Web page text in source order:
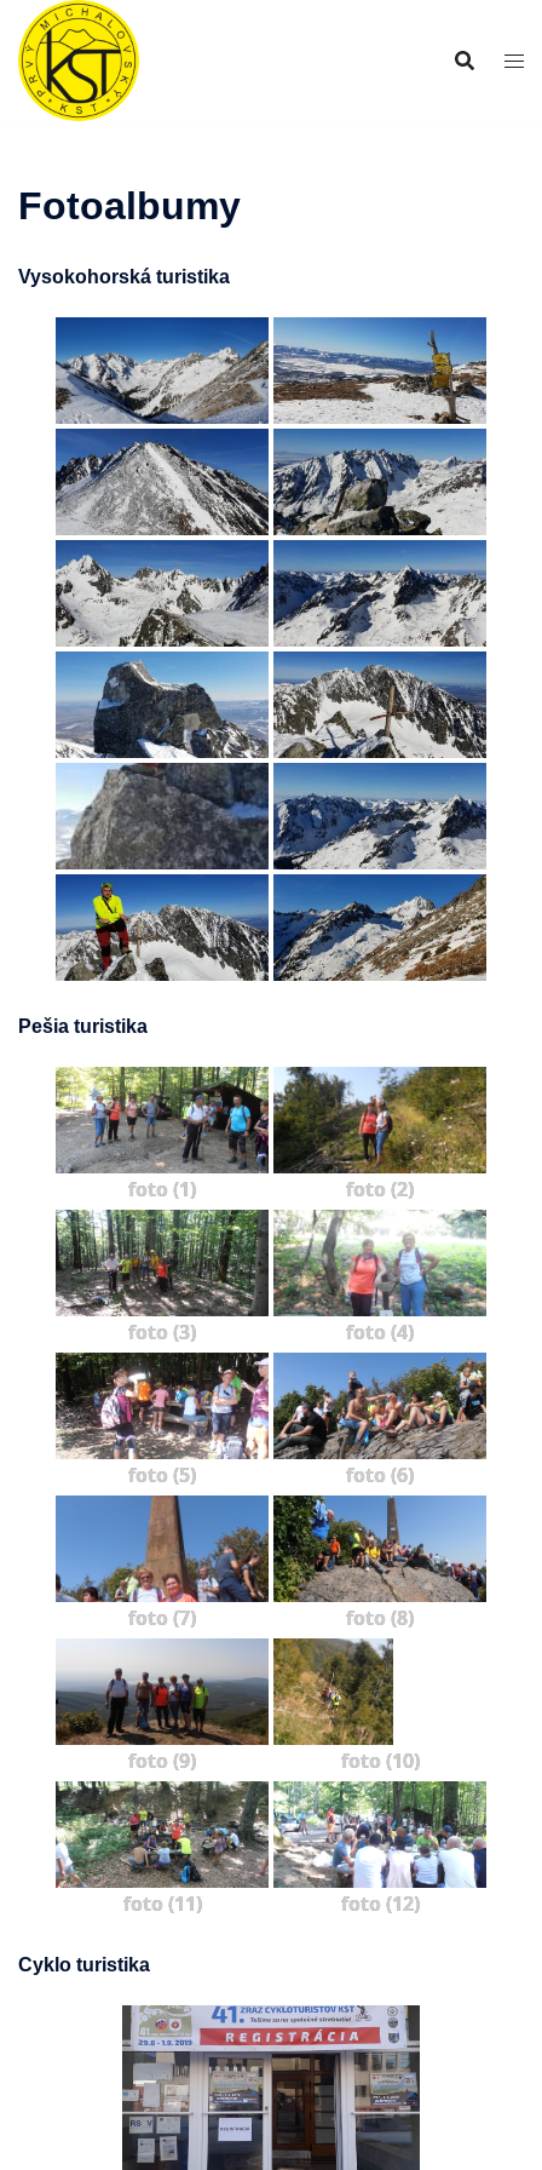
Preskočiť
obsah
Fotoalbumy
Vysokohorská turistika
Pešia turistika
foto (1) foto (2)
foto (3) foto (4)
foto (5) foto (6)
foto (7) foto (8)
foto (9) foto (10)
foto (11) foto (12)
Cyklo turistika